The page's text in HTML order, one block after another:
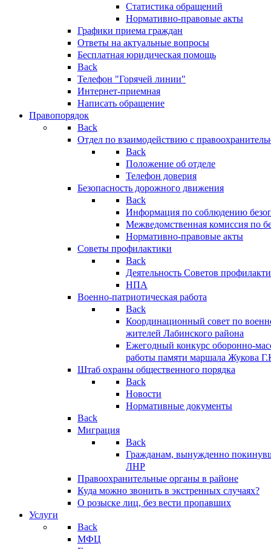
Статистика обращений
Нормативно-правовые акты
Графики приема граждан
Ответы на актуальные вопросы
Бесплатная юридическая помощь
Back
Телефон "Горячей линии"
Интернет-приемная
Написать обращение
Правопорядок
Back
Отдел по взаимодействию с
Back
Положение об отделе
Телефон доверия
Безопасность дорожного движения
Back
Информация по соблюдению
Межведомственная комиссия по
Нормативно-правовые акты
Советы профилактики
Back
Деятельность Советов
НПА
Военно-патриотическая работа
Back
Координационный совет по
жителей Лабинского района
Ежегодный конкурс оборонно-
работы памяти маршала Жукова
Штаб охраны общественного порядка
Back
Новости
Нормативные документы
Back
Миграция
Back
Гражданам, вынужденно
ЛНР
Правоохранительные органы в районе
Куда можно звонить в экстренных случаях?
О розыске лиц, без вести пропавших
Услуги
Back
МФЦ